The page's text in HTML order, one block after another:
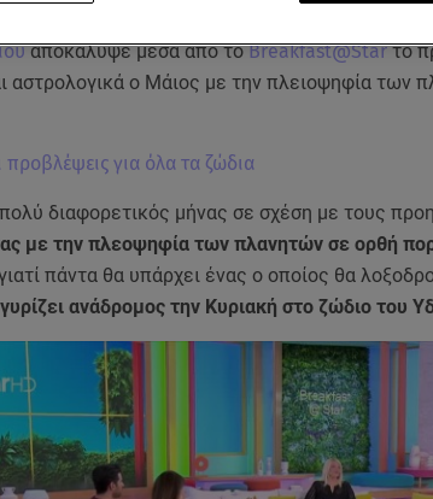
αποκάλυψε μέσα από τοBreakfast@Starτο
αστρολογικά ο Μάιος με την πλειοψηφία των
προβλέψεις για όλα τα ζώδια
πολύ διαφορετικός μήνας σε σχέση με τους
με την πλεοψηφία των πλανητών σε ορθή
πάντα θα υπάρχει ένας ο οποίος θα
ανάδρομος την Κυριακή στο ζώδιο του